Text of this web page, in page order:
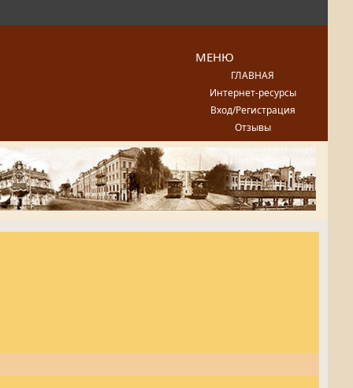
МЕНЮ
ГЛАВНАЯ
Интернет-ресурсы
Вход/Регистрация
Отзывы